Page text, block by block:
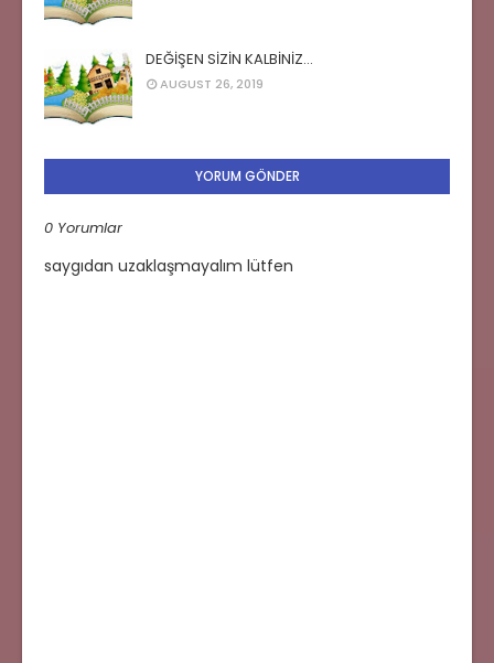
DEĞİŞEN SİZİN KALBİNİZ…
AUGUST 26, 2019
YORUM GÖNDER
0 Yorumlar
saygıdan uzaklaşmayalım lütfen